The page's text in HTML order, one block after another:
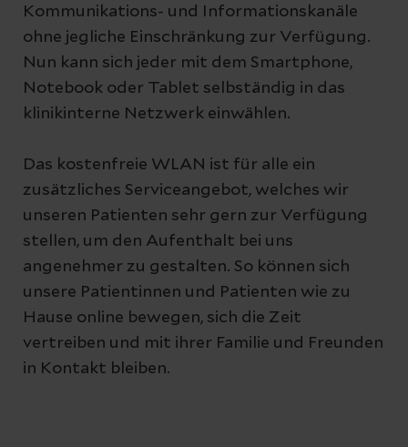
Kommunikations- und Informationskanäle
ohne jegliche Einschränkung zur Verfügung.
Nun kann sich jeder mit dem Smartphone,
Notebook oder Tablet selbständig in das
klinikinterne Netzwerk einwählen.
Das kostenfreie WLAN ist für alle ein
zusätzliches Serviceangebot, welches wir
unseren Patienten sehr gern zur Verfügung
stellen, um den Aufenthalt bei uns
angenehmer zu gestalten. So können sich
unsere Patientinnen und Patienten wie zu
Hause online bewegen, sich die Zeit
vertreiben und mit ihrer Familie und Freunden
in Kontakt bleiben.